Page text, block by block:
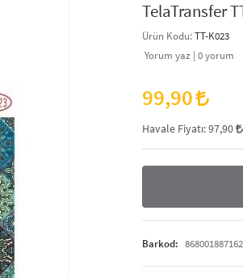
TelaTransfer
Ürün Kodu:TT-K023
Yorum yaz | 0yorum
99,90
Havale Fiyatı:97,90
Barkod: